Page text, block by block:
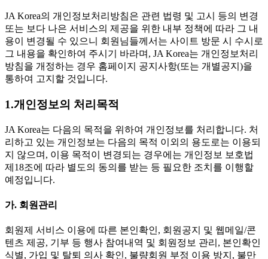
JA Korea의 개인정보처리방침은 관련 법령 및 고시 등의 변경
또는 보다 나은 서비스의 제공을 위한 내부 정책에 따라 그 내
용이 변경될 수 있으니 회원님들께서는 사이트 방문 시 수시로
그 내용을 확인하여 주시기 바라며, JA Korea는 개인정보처리
방침을 개정하는 경우 홈페이지 공지사항(또는 개별공지)을
통하여 고지할 것입니다.
1.개인정보의 처리목적
JA Korea는 다음의 목적을 위하여 개인정보를 처리합니다. 처
리하고 있는 개인정보는 다음의 목적 이외의 용도로는 이용되
지 않으며, 이용 목적이 변경되는 경우에는 개인정보 보호법
제18조에 따라 별도의 동의를 받는 등 필요한 조치를 이행할
예정입니다.
가. 회원관리
회원제 서비스 이용에 따른 본인확인, 회원공지 및 웹메일/콘
텐츠 제공, 기부 등 행사 참여내역 및 회원정보 관리, 본인확인
식별, 가입 및 탈퇴 의사 확인, 불량회원 부정 이용 방지, 불만